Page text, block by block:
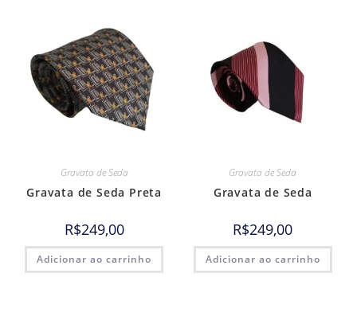
Gravata de Seda
Gravata de Seda Preta
R$249,00
Adicionar ao carrinho
Gravata de Seda
Gravata de Seda
R$249,00
Adicionar ao carrinho